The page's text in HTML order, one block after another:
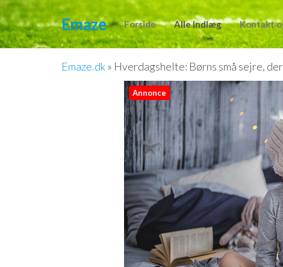
Videre
til
indhold
Emaze Forside Alle Indlæg Kontakt
Emaze.dk» Hverdagshelte: Børns små sejre,
Annonce